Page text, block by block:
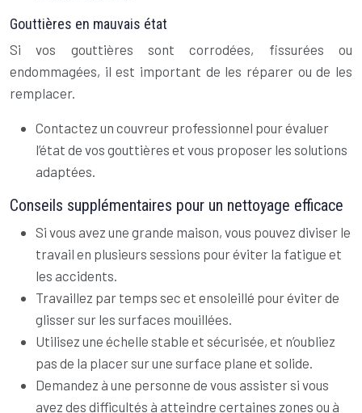
Gouttières en mauvais état
Si vos gouttières sont corrodées, fissurées ou
endommagées, il est important de les réparer ou de les
remplacer.
Contactez un couvreur professionnel pour évaluer
l’état de vos gouttières et vous proposer les solutions
adaptées.
Conseils supplémentaires pour un nettoyage efficace
Si vous avez une grande maison, vous pouvez diviser le
travail en plusieurs sessions pour éviter la fatigue et
les accidents.
Travaillez par temps sec et ensoleillé pour éviter de
glisser sur les surfaces mouillées.
Utilisez une échelle stable et sécurisée, et n’oubliez
pas de la placer sur une surface plane et solide.
Demandez à une personne de vous assister si vous
avez des difficultés à atteindre certaines zones ou à